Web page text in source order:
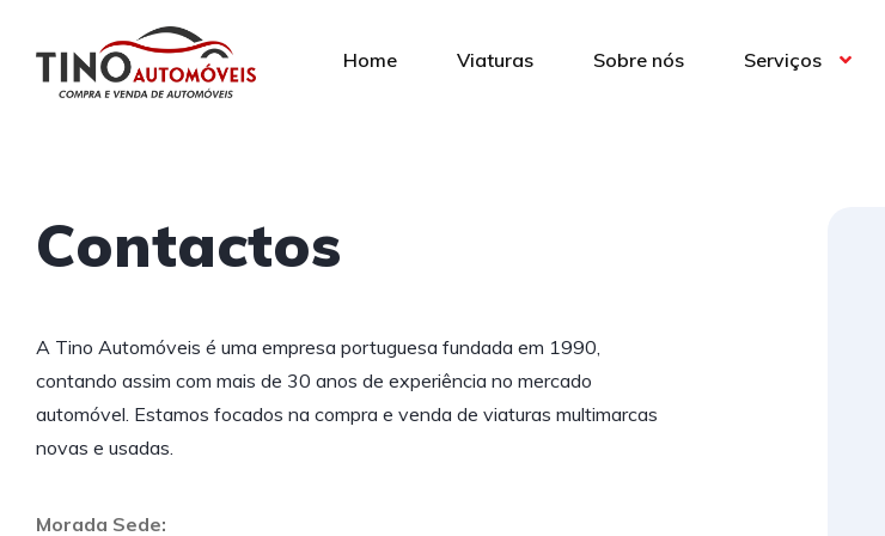
Home Viaturas Sobre nós Serviços
Contactos
A Tino Automóveis é uma empresa portuguesa fundada em 1990,
contando assim com mais de 30 anos de experiência no mercado
automóvel. Estamos focados na compra e venda de viaturas multimarcas
novas e usadas.
Morada Sede: